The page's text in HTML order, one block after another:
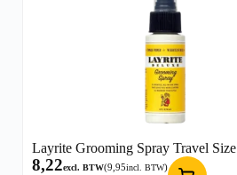
Layrite Grooming Spray Travel Size
8,22excl. BTW(9,95incl. BTW)